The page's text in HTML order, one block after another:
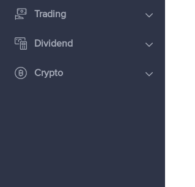
Trading
Dividend
Crypto